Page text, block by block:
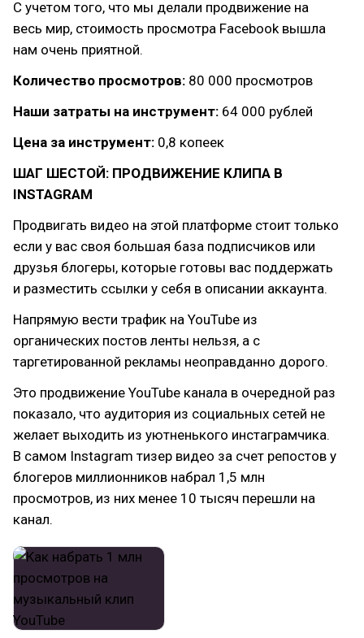
С учетом того, что мы делали продвижение на
весь мир, стоимость просмотра Facebook вышла
нам очень приятной.
Количество просмотров: 80 000 просмотров
Наши затраты на инструмент: 64 000 рублей
Цена за инструмент: 0,8 копеек
ШАГ ШЕСТОЙ: ПРОДВИЖЕНИЕ КЛИПА В
INSTAGRAM
Продвигать видео на этой платформе стоит только
если у вас своя большая база подписчиков или
друзья блогеры, которые готовы вас поддержать
и разместить ссылки у себя в описании аккаунта.
Напрямую вести трафик на YouTube из
органических постов ленты нельзя, а с
таргетированной рекламы неоправданно дорого.
Это продвижение YouTube канала в очередной раз
показало, что аудитория из социальных сетей не
желает выходить из уютненького инстаграмчика.
В самом Instagram тизер видео за счет репостов у
блогеров миллионников набрал 1,5 млн
просмотров, из них менее 10 тысяч перешли на
канал.